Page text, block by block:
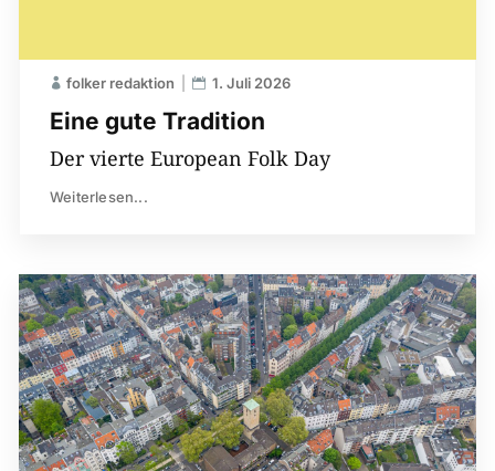
Eine gute Tradition
folker redaktion 1. Juli 2026
Der vierte European Folk Day
Weiterlesen...